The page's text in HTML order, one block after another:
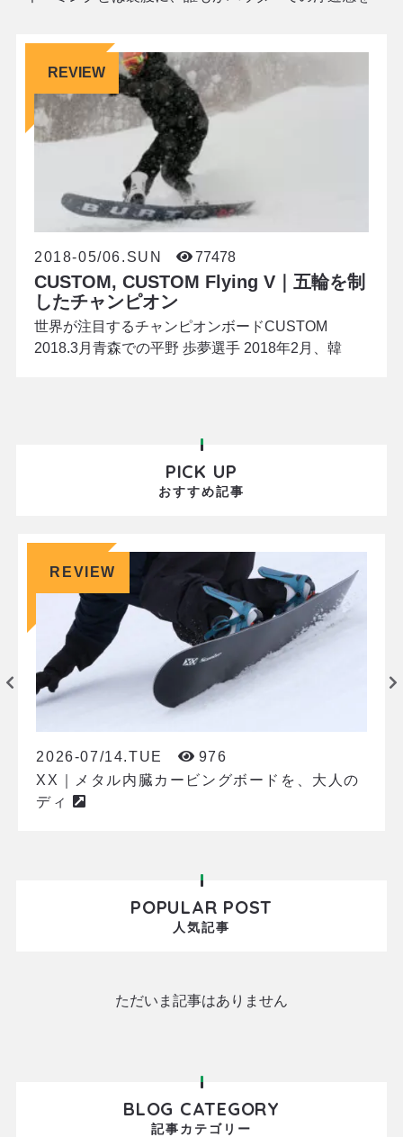
REVIEW
2018-05/06.SUN 77478
CUSTOM, CUSTOM Flying V｜五輪を制
したチャンピオン
世界が注目するチャンピオンボードCUSTOM
2018.3月青森での平野 歩夢選手 2018年2月、韓
彼らがチョイスしたボードは、BURTON
SNOWBOARDSのCUSTOM(カスタム
PICK UP
おすすめ記事
REVIEW
2026-07/14.TUE
976
XX｜メタル内臓カービングボードを、大人の
ディ
POPULAR POST
人気記事
ただいま記事はありません
BLOG CATEGORY
記事カテゴリー